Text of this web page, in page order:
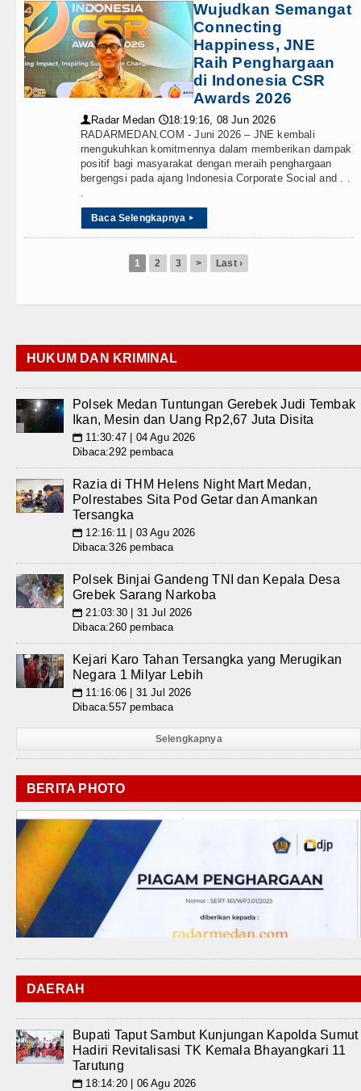
Wujudkan Semangat
Connecting
Happiness, JNE
Raih Penghargaan
di Indonesia CSR
Awards 2026
👤 Radar Medan 🕔18:19:16, 08 Jun 2026
RADARMEDAN.COM - Juni 2026 – JNE kembali
mengukuhkan komitmennya dalam memberikan dampak
positif bagi masyarakat dengan meraih penghargaan
bergengsi pada ajang Indonesia Corporate Social and . .
.
Baca Selengkapnya ▸
1 2 3 > Last ›
HUKUM DAN KRIMINAL
Polsek Medan Tuntungan Gerebek Judi Tembak
Ikan, Mesin dan Uang Rp2,67 Juta Disita
📅 11:30:47 | 04 Agu 2026
Dibaca:292 pembaca
Razia di THM Helens Night Mart Medan,
Polrestabes Sita Pod Getar dan Amankan
Tersangka
📅 12:16:11 | 03 Agu 2026
Dibaca:326 pembaca
Polsek Binjai Gandeng TNI dan Kepala Desa
Grebek Sarang Narkoba
📅 21:03:30 | 31 Jul 2026
Dibaca:260 pembaca
Kejari Karo Tahan Tersangka yang Merugikan
Negara 1 Milyar Lebih
📅 11:16:06 | 31 Jul 2026
Dibaca:557 pembaca
Selengkapnya
BERITA PHOTO
DAERAH
Bupati Taput Sambut Kunjungan Kapolda Sumut
Hadiri Revitalisasi TK Kemala Bhayangkari 11
Tarutung
📅 18:14:20 | 06 Agu 2026